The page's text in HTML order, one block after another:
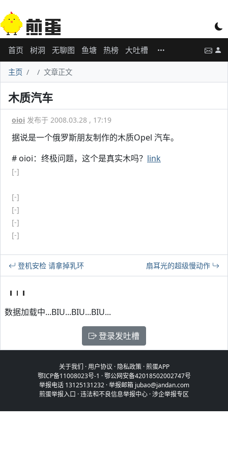
首页 树洞 无聊图 鱼塘 热榜 大吐槽
主页 文章正文
木质汽车
oioi 发布于 2008.03.28 , 17:19
据说是一个俄罗斯朋友制作的木质Opel 汽车。
# oioi：终极问题，这个是真实木吗？ link
[-]
[-]
[-]
[-]
[-]
登机安检 请拿掉乳环 扇耳光的超级慢动作
数据加载中...BIU...BIU...BIU...
登录发吐槽
关于我们 ·用户协议 · 隐私政策·煎蛋APP
鄂ICP备11008023号-1 ·鄂公网安备42018502002747号
举报电话 13125131232 · 举报邮箱 jubao@jandan.com
煎蛋举报入口 ·违法和不良信息举报中心 ·涉企举报专区